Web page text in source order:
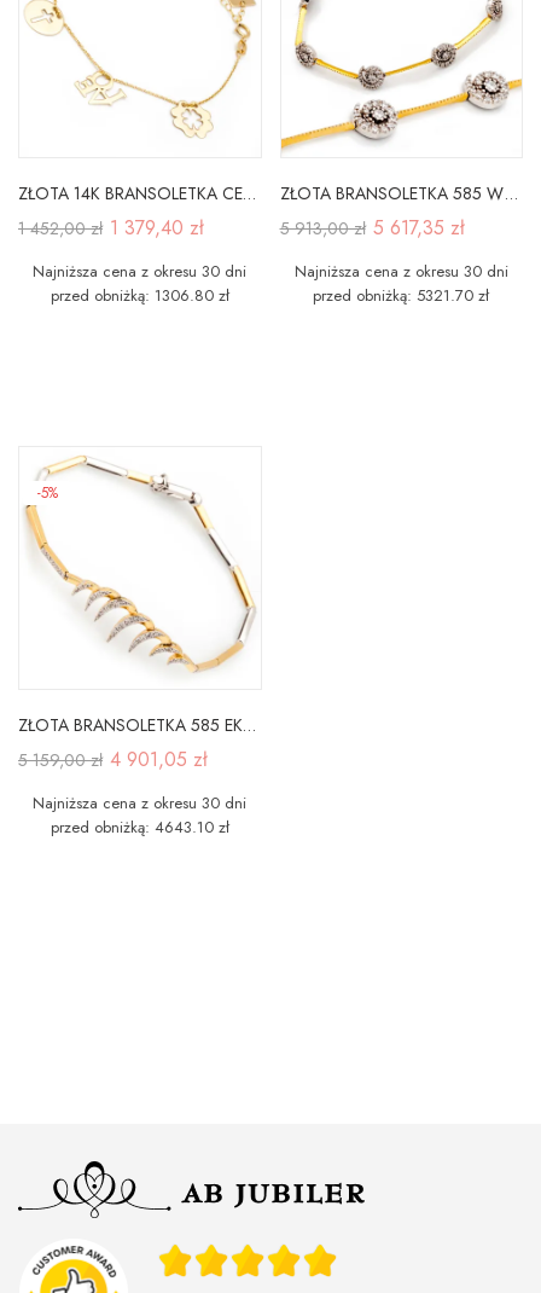
ZŁOTA 14K BRANSOLETKA CELEBRYTKA
1 452,00 zł 1 379,40 zł
Najniższa cena z okresu 30 dni
przed obniżką: 1306.80 zł
ZŁOTA BRANSOLETKA 585 WYJĄTKOWY MODEL ŻÓŁTO BIAŁA
5 913,00 zł 5 617,35 zł
Najniższa cena z okresu 30 dni
przed obniżką: 5321.70 zł
-5%
ZŁOTA BRANSOLETKA 585 EKSKLUZYWNA WYJĄTKOWY MODEL
5 159,00 zł 4 901,05 zł
Najniższa cena z okresu 30 dni
przed obniżką: 4643.10 zł